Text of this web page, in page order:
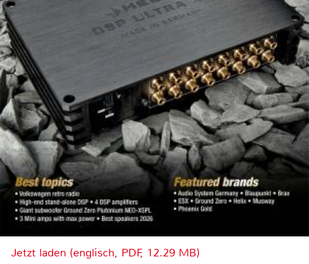
Jetzt laden (englisch, PDF, 12.29 MB)